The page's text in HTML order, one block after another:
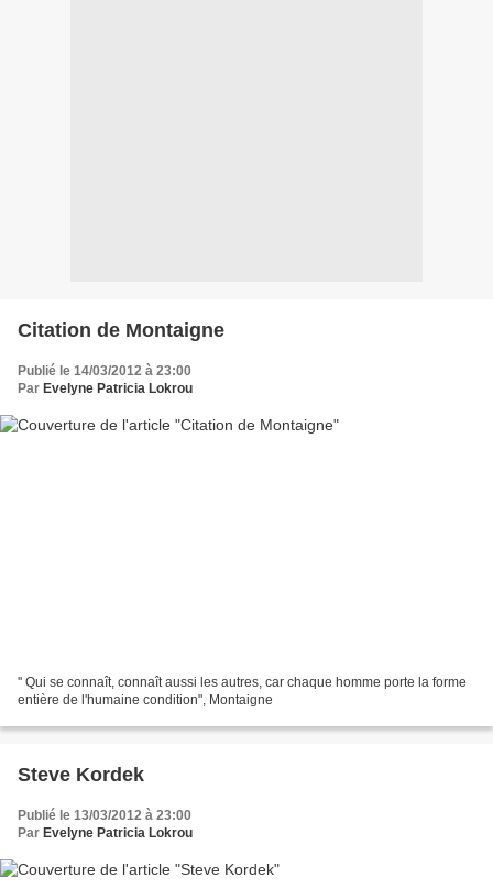
Citation de Montaigne
Publié le 14/03/2012 à 23:00
Par Evelyne Patricia Lokrou
'' Qui se connaît, connaît aussi les autres, car chaque homme porte la forme
entière de l'humaine condition", Montaigne
Steve Kordek
Publié le 13/03/2012 à 23:00
Par Evelyne Patricia Lokrou